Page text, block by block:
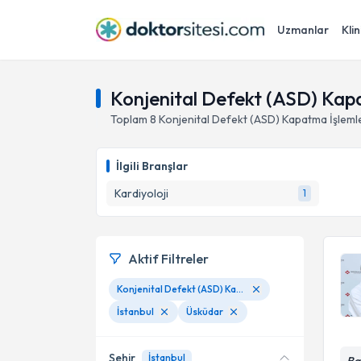
Uzmanlar
Konjenital Defekt (ASD)
Toplam 8 Konjenital Defekt (ASD) Kapatma
İlgili Branşlar
Kardiyoloji
1
Aktif Filtreler
Konjenital Defekt (ASD) Kapatma İşlemleri
İstanbul
Üsküdar
Şehir İstanbul